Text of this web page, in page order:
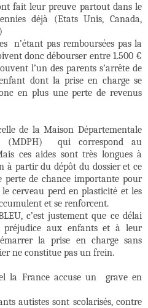
fait leur preuve partout dans le
déjà (Etats Unis, Canada,
n’étant pas remboursées pas la
donc débourser entre 1.500 €
l’un des parents s’arrête de
dont la prise en charge se
en plus une perte de revenus
de la Maison Départementale
(MDPH)
qui correspond au
ces aides sont très longues à
à partir du dépôt du dossier et ce
perte de chance importante pour
cerveau perd en plasticité et les
et se renforcent.
c’est justement que ce délai
préjudice aux enfants et à leur
la prise en charge sans
ne constitue pas un frein.
la France accuse un
grave en
autistes sont scolarisés, contre